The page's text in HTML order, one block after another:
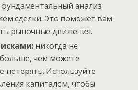
фундаментальный анализ
сделки. Это поможет вам
рыночные движения.
никогда не
чем можете
потерять. Используйте
капиталом, чтобы